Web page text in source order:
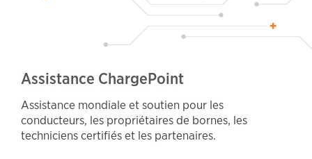
Assistance ChargePoint
Assistance mondiale et soutien pour les
conducteurs, les propriétaires de bornes, les
techniciens certifiés et les partenaires.